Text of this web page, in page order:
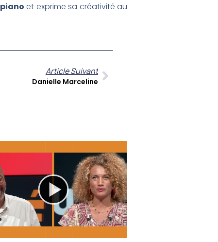
piano et exprime sa créativité au
Article Suivant
Danielle Marceline